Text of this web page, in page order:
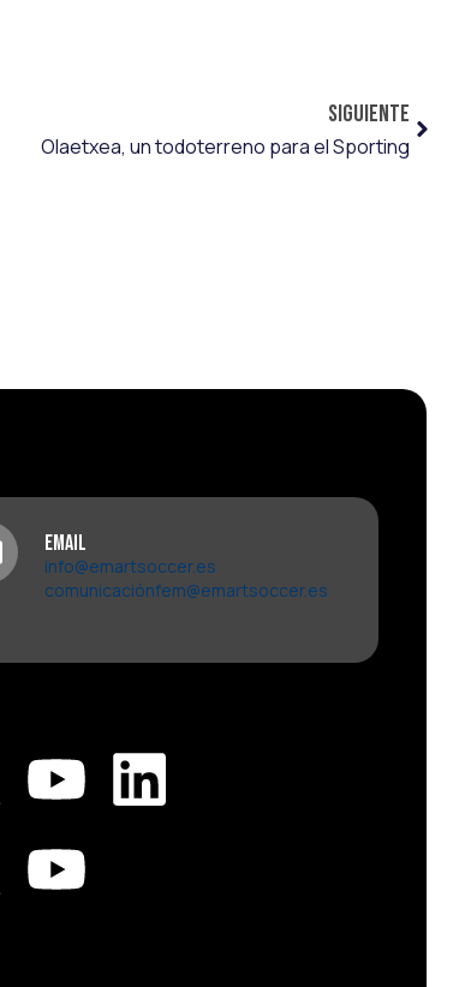
SIGUIENTE
Olaetxea, un todoterreno para el Sporting
Email
info@emartsoccer.es
comunicaciónfem@emartsoccer.es